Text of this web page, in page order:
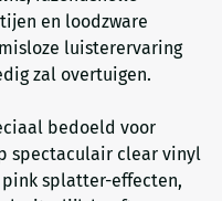
en loodzware
luisterervaring
zal overtuigen.
bedoeld voor
spectaculair clear vinyl
splatter-effecten,